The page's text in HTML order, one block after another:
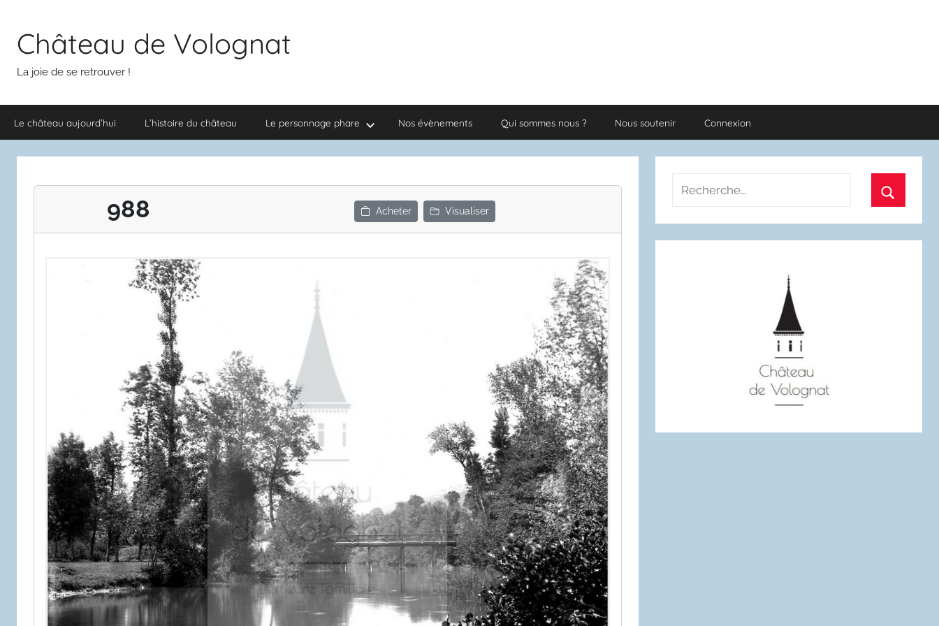
contenuChâteau de Volognat
La joie de se retrouver !
Le château aujourd’hui L’histoire du château Le personnage phare Nos évènements Qui sommes nous ? Nous soutenir Connexion
988 Acheter Visualiser
Recherche
: